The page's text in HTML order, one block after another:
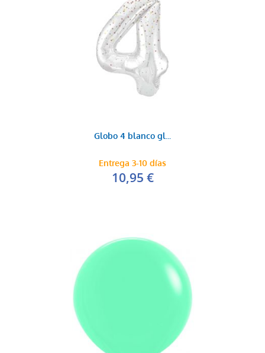
Globo 4 blanco gl...
Entrega 3-10 días
10,95 €